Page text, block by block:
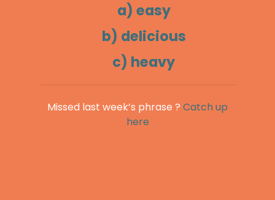
a) easy
b) delicious
c) heavy
Missed last week’s phrase ? Catch up
here